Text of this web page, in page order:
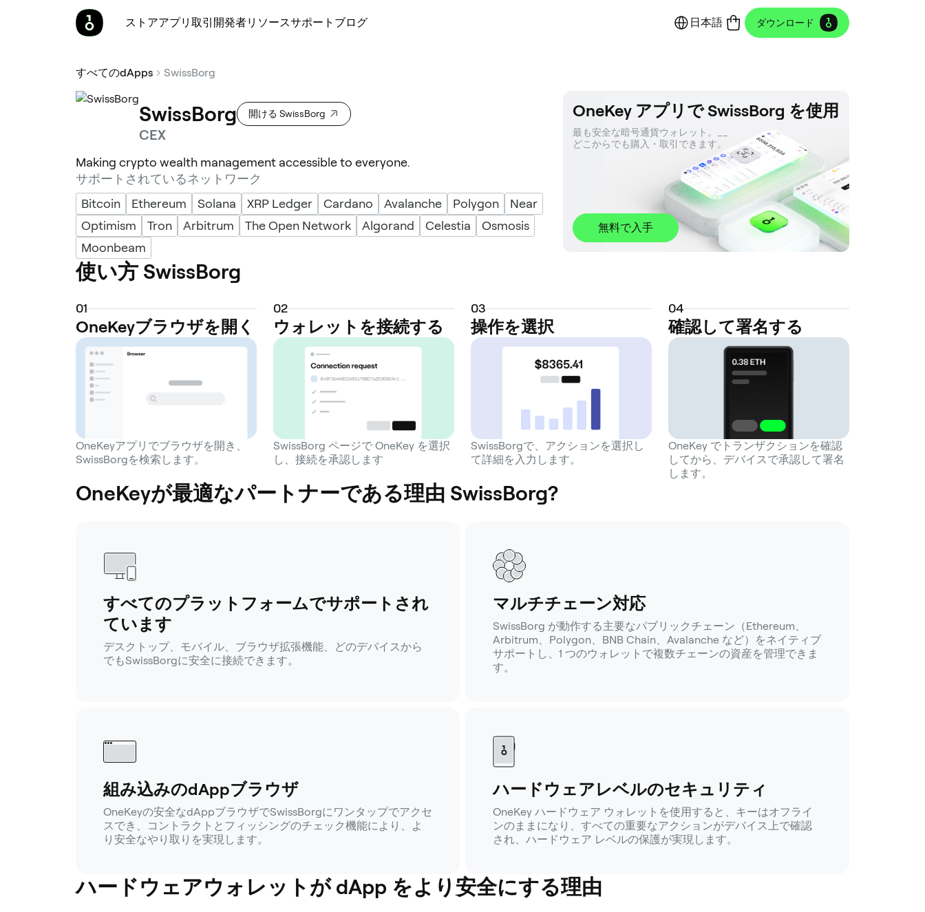
ストアアプリ 取引 開発者リソースサポート ブログ 日本語 ダウンロード
すべてのdApps SwissBorg
SwissBorg 開ける SwissBorg
CEX
Making crypto wealth management accessible to everyone.
サポートされているネットワーク
Bitcoin
Ethereum Solana XRP Ledger Cardano Avalanche Polygon
Near
Optimism
Tron Arbitrum The Open Network Algorand Celestia
Osmosis
Moonbeam
OneKey アプリで SwissBorg を使用
最も安全な暗号通貨ウォレット。__
どこからでも購入・取引できます。
無料で入手
使い方 SwissBorg
01
OneKeyブラウザを開く
OneKeyアプリでブラウザを開き、
SwissBorgを検索します。
02
ウォレットを接続する
SwissBorg ページで OneKey を選択
し、接続を承認します
03
操作を選択
SwissBorgで、アクションを選択し
て詳細を入力します。
04
確認して署名する
OneKey でトランザクションを確認
してから、デバイスで承認して署名
します。
OneKeyが最適なパートナーである理由 SwissBorg?
すべてのプラットフォームでサポートされ
ています
デスクトップ、モバイル、ブラウザ拡張機能、どのデバイスから
でもSwissBorgに安全に接続できます。
マルチチェーン対応
SwissBorg が動作する主要なパブリックチェーン（Ethereum、
Arbitrum、Polygon、BNB Chain、Avalanche など）をネイティブ
サポートし、1 つのウォレットで複数チェーンの資産を管理できま
す。
組み込みのdAppブラウザ
OneKeyの安全なdAppブラウザでSwissBorgにワンタップでアクセ
スでき、コントラクトとフィッシングのチェック機能により、よ
り安全なやり取りを実現します。
ハードウェアレベルのセキュリティ
OneKey ハードウェア ウォレットを使用すると、キーはオフライ
ンのままになり、すべての重要なアクションがデバイス上で確認
され、ハードウェア レベルの保護が実現します。
ハードウェアウォレットが dApp をより安全にする理由